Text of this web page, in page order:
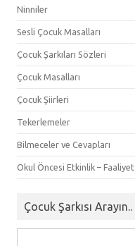
Ninniler
Sesli Çocuk Masalları
Çocuk Şarkıları Sözleri
Çocuk Masalları
Çocuk Şiirleri
Tekerlemeler
Bilmeceler ve Cevapları
Okul Öncesi Etkinlik – Faaliyet
Çocuk Şarkısı Arayın..